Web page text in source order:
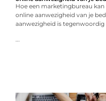
Hoe een marketingbureau
online aanwezigheid van je
aanwezigheid is tegenwoordig
...